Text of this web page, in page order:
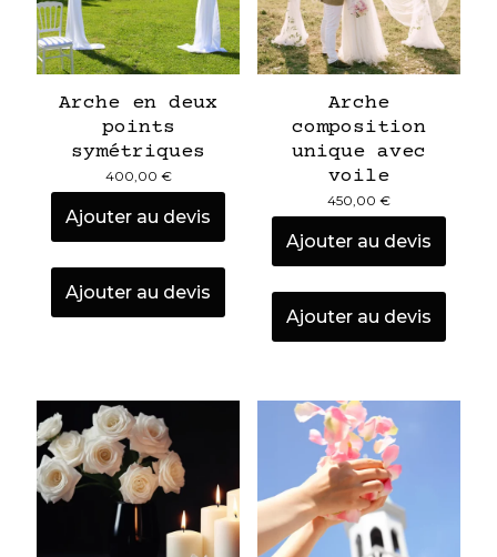
Arche en deux
points
symétriques
400,00 €
Ajouter au devis
Ajouter au devis
Arche
composition
unique avec
voile
450,00 €
Ajouter au devis
Ajouter au devis